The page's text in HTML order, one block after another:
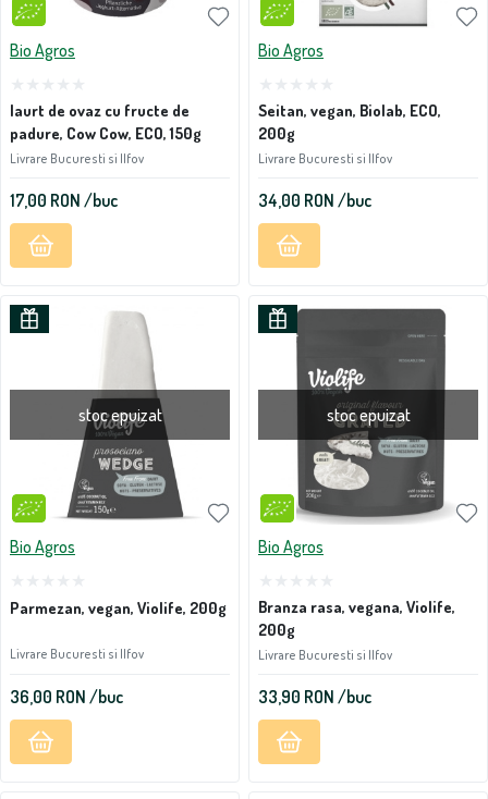
Bio Agros
Iaurt de ovaz cu fructe de
padure, Cow Cow, ECO, 150g
Livrare Bucuresti si Ilfov
17,00 RON /buc
Bio Agros
Seitan, vegan, Biolab, ECO,
200g
Livrare Bucuresti si Ilfov
34,00 RON /buc
stoc epuizat
Bio Agros
Parmezan, vegan, Violife, 200g
Livrare Bucuresti si Ilfov
36,00 RON /buc
stoc epuizat
Bio Agros
Branza rasa, vegana, Violife,
200g
Livrare Bucuresti si Ilfov
33,90 RON /buc